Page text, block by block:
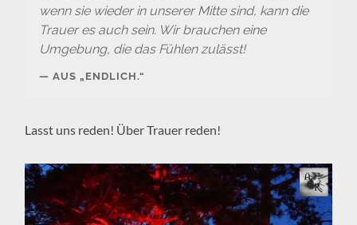
wenn sie wieder in unserer Mitte sind, kann die
Trauer es auch sein. Wir brauchen eine
Umgebung, die das Fühlen zulässt!
AUS „ENDLICH.“
Lasst uns reden! Über Trauer reden!